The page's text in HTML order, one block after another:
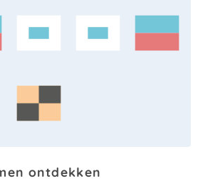
ontdekken